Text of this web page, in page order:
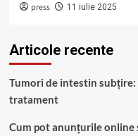
press 11 iulie 2025
Articole recente
Tumori de intestin
tratament
Cum pot anunțurile online